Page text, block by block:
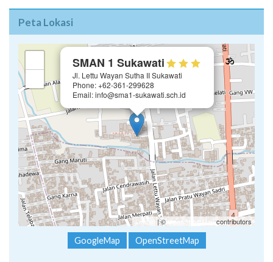
Peta Lokasi
SMAN 1 Sukawati
Jl. Lettu Wayan Sutha II Sukawati
Phone: +62-361-299628
Email: info@sma1-sukawati.sch.id
Leaflet | ©OpenStreetMap contributors
GoogleMap OpenStreetMap